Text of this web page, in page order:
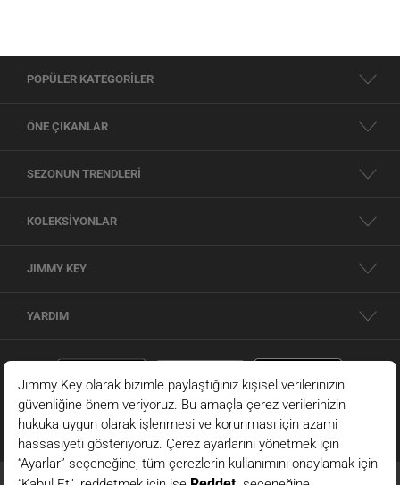
POPÜLER KATEGORİLER
ÖNE ÇIKANLAR
SEZONUN TRENDLERİ
KOLEKSİYONLAR
JIMMY KEY
YARDIM